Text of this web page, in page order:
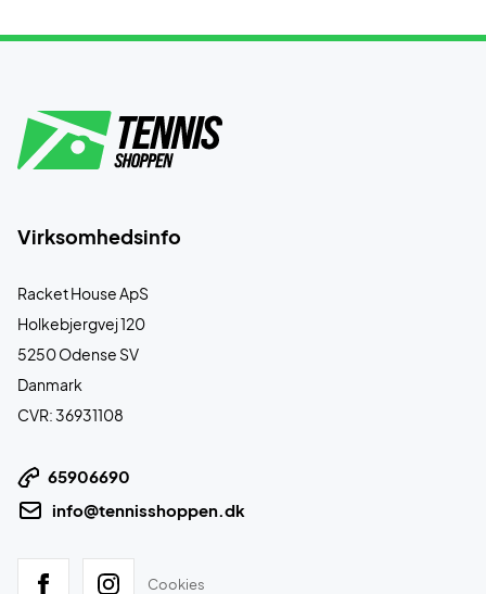
Virksomhedsinfo
Racket House ApS
Holkebjergvej 120
5250 Odense SV
Danmark
CVR: 36931108
65906690
info@tennisshoppen.dk
Cookies